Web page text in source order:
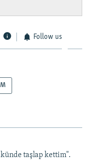
Follow us
taşlap kettim".